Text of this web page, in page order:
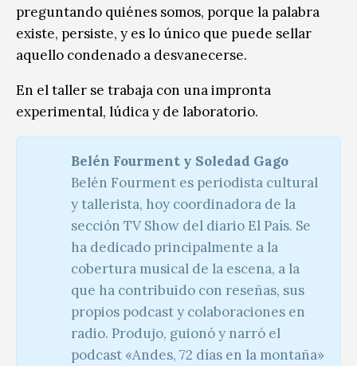
preguntando quiénes somos, porque la palabra
existe, persiste, y es lo único que puede sellar
aquello condenado a desvanecerse.
En el taller se trabaja con una impronta
experimental, lúdica y de laboratorio.
Belén Fourment y Soledad Gago
Belén Fourment es periodista cultural
y tallerista, hoy coordinadora de la
sección TV Show del diario El País. Se
ha dedicado principalmente a la
cobertura musical de la escena, a la
que ha contribuido con reseñas, sus
propios podcast y colaboraciones en
radio. Produjo, guionó y narró el
podcast «Andes, 72 días en la montaña»